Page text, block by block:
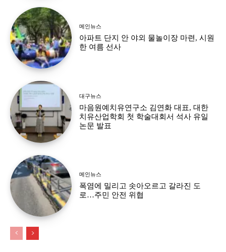
메인뉴스
아파트 단지 안 야외 물놀이장 마련, 시원
한 여름 선사
대구뉴스
마음원예치유연구소 김연화 대표, 대한
치유산업학회 첫 학술대회서 석사 유일
논문 발표
메인뉴스
폭염에 밀리고 솟아오르고 갈라진 도
로…주민 안전 위협